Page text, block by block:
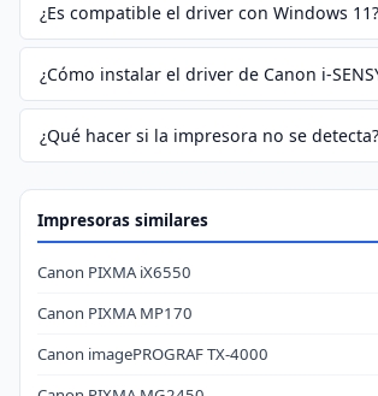
¿Es compatible el driver con Windows 11?
¿Cómo instalar el driver de Canon i-
¿Qué hacer si la impresora no se detecta?
Impresoras similares
Canon PIXMA iX6550
Canon PIXMA MP170
Canon imagePROGRAF TX-4000